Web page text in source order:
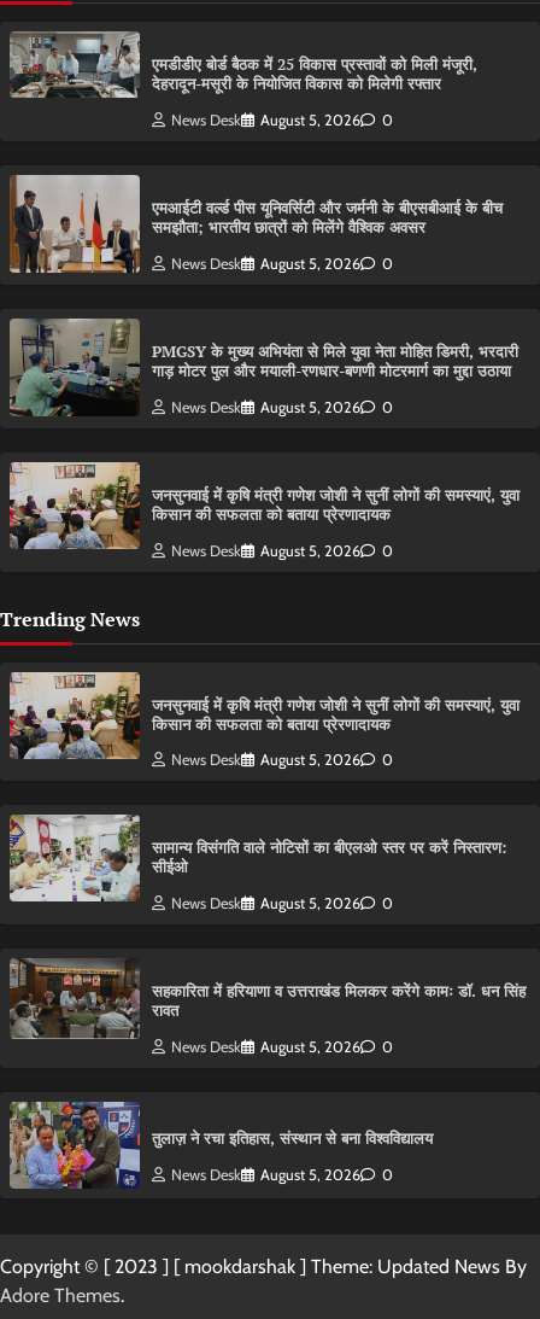
एमडीडीए बोर्ड बैठक में 25 विकास प्रस्तावों को मिली मंजूरी,
देहरादून-मसूरी के नियोजित विकास को मिलेगी रफ्तार
News Desk August 5, 2026 0
एमआईटी वर्ल्ड पीस यूनिवर्सिटी और जर्मनी के बीएसबीआई के बीच
समझौता; भारतीय छात्रों को मिलेंगे वैश्विक अवसर
News Desk August 5, 2026 0
PMGSY के मुख्य अभियंता से मिले युवा नेता मोहित डिमरी, भरदारी
गाड़ मोटर पुल और मयाली-रणधार-बणणी मोटरमार्ग का मुद्दा उठाया
News Desk August 5, 2026 0
जनसुनवाई में कृषि मंत्री गणेश जोशी ने सुनीं लोगों की समस्याएं, युवा
किसान की सफलता को बताया प्रेरणादायक
News Desk August 5, 2026 0
Trending News
जनसुनवाई में कृषि मंत्री गणेश जोशी ने सुनीं लोगों की समस्याएं, युवा
किसान की सफलता को बताया प्रेरणादायक
News Desk August 5, 2026 0
सामान्य विसंगति वाले नोटिसों का बीएलओ स्तर पर करें निस्तारण:
सीईओ
News Desk August 5, 2026 0
सहकारिता में हरियाणा व उत्तराखंड मिलकर करेंगे कामः डाॅ. धन सिंह
रावत
News Desk August 5, 2026 0
तुलाज़ ने रचा इतिहास, संस्थान से बना विश्वविद्यालय
News Desk August 5, 2026 0
Copyright © [ 2023 ] [ mookdarshak ] Theme: Updated News By
Adore Themes.